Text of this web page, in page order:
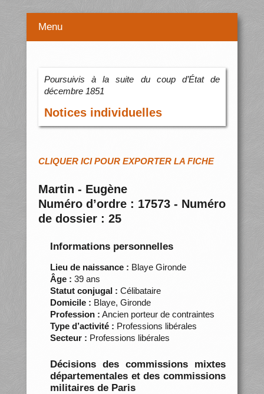
Menu
Poursuivis à la suite du coup d’État de
décembre 1851
Notices individuelles
CLIQUER ICI POUR EXPORTER LA FICHE
Martin - Eugène
Numéro d’ordre : 17573 - Numéro
de dossier : 25
Informations personnelles
Lieu de naissance : Blaye Gironde
Âge : 39 ans
Statut conjugal : Célibataire
Domicile : Blaye, Gironde
Profession : Ancien porteur de contraintes
Type d’activité : Professions libérales
Secteur : Professions libérales
Décisions des commissions mixtes
départementales et des commissions
militaires de Paris